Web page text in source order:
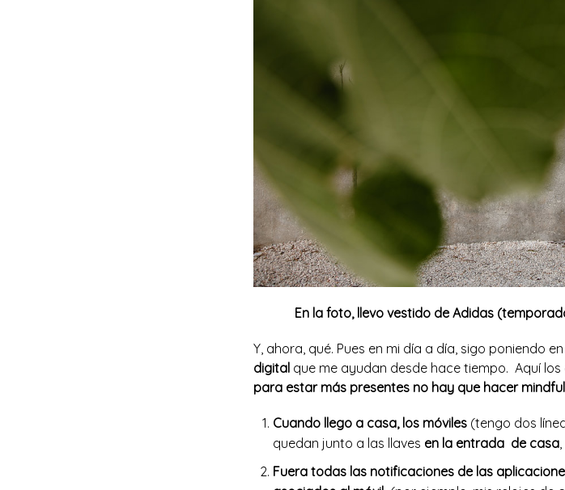
En la foto, llevo vestido de Adidas
Y, ahora, qué. Pues en mi día a día, sigo poniendo
digital que me ayudan desde hace tiempo. Aquí
para estar más presentes no hay que hacer
Cuando llego a casa, los móviles (tengo dos
quedan junto a las llaves en la entrada de casa
Fuera todas las notificaciones de las